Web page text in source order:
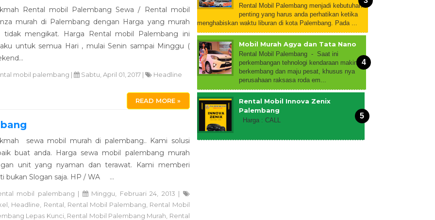
Rental mobil Palembang Sewa / Rental mobil
murah di Palembang dengan Harga yang murah
tidak mengikat. Harga Rental mobil Palembang ini
untuk semua Hari , mulai Senin sampai Minggu (
mobil palembang | Sabtu, April 01, 2017 | Headline
READ MORE »
sewa mobil murah di palembang.. Kami solusi
buat anda. Harga sewa mobil palembang murah
unit yang nyaman dan terawat. Kami memberi
bukan Slogan saja. HP / WA ...
mobil palembang |
Minggu, Februari 24, 2013 |
Headline Rental Rental Mobil Palembang Rental Mobil
Lepas Kunci Rental Mobil Palembang Murah Rental
Rental Mobil Palembang menjadi kebutuhan
penting yang harus anda perhatikan ketika
menghabiskan waktu liburan di kota Palembang. Pada ...
Mobil Murah Agya dan Tata Nano
Rental Mobil Palembang - Saat ini
perkembangan tehnologi kendaraan makin
berkembang dan maju pesat, khusus nya
perusahaan raksasa roda em...
Rental Mobil Innova Zenix
Palembang
Harga : CALL